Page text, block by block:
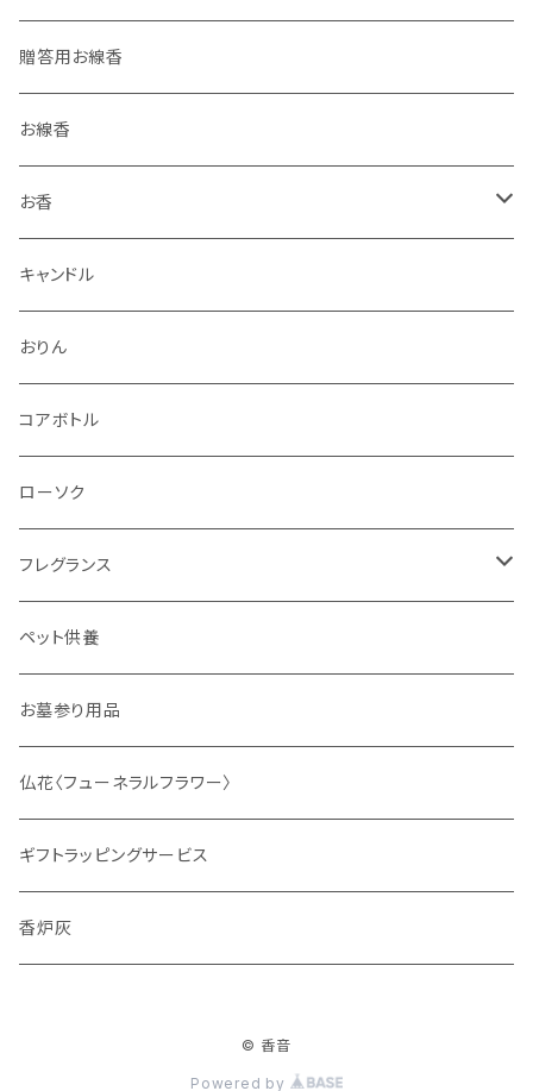
贈答用お線香
お線香
お香
香立・香皿
キャンドル
おりん
コアボトル
ローソク
フレグランス
ディフューザー
サシェ
ペット供養
お墓参り用品
仏花〈フューネラルフラワー〉
ギフトラッピングサービス
香炉灰
© 香音
Powered by